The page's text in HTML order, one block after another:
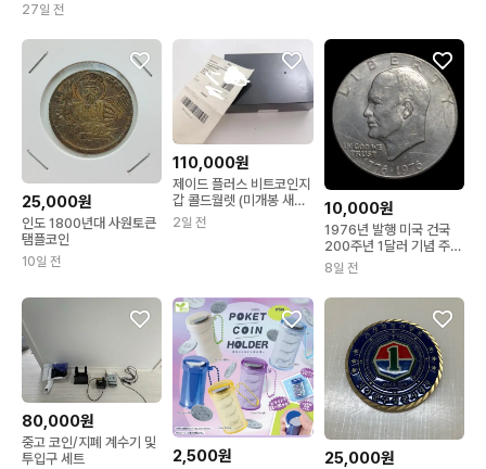
27일 전
25,000원
인도 1800년대 사원토큰
탬플코인
10일 전
110,000원
제이드 플러스 비트코인지
갑 콜드월렛 (미개봉 새상
품)
2일 전
10,000원
1976년 발행 미국 건국
200주년 1달러 기념 주화
마술코인
8일 전
80,000원
중고 코인/지폐 계수기 및
투입구 세트
2,500원 25,000원